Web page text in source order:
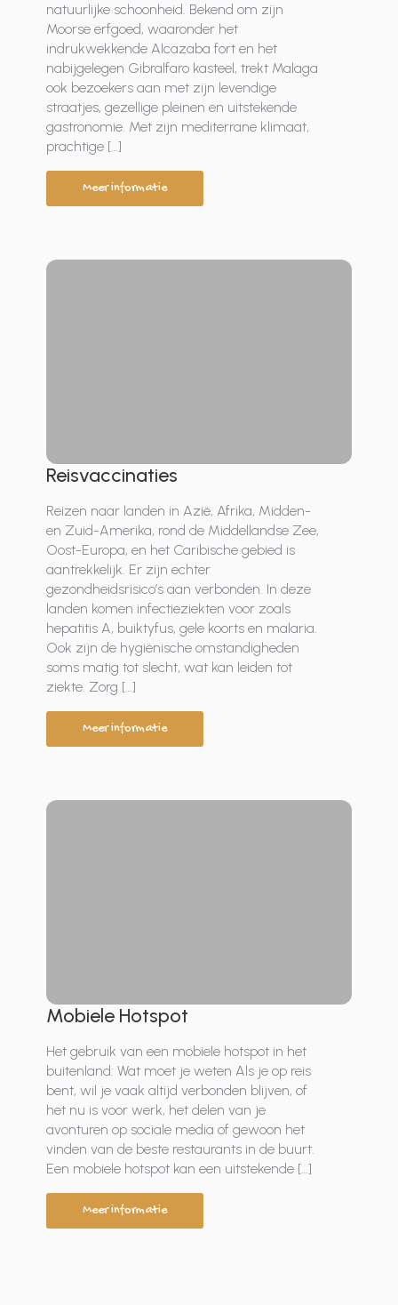
natuurlijke schoonheid. Bekend om zijn
Moorse erfgoed, waaronder het
indrukwekkende Alcazaba fort en het
nabijgelegen Gibralfaro kasteel, trekt Malaga
ook bezoekers aan met zijn levendige
straatjes, gezellige pleinen en uitstekende
gastronomie. Met zijn mediterrane klimaat,
prachtige […]
Meer informatie
Reisvaccinaties
Reizen naar landen in Azië, Afrika, Midden-
en Zuid-Amerika, rond de Middellandse Zee,
Oost-Europa, en het Caribische gebied is
aantrekkelijk. Er zijn echter
gezondheidsrisico’s aan verbonden. In deze
landen komen infectieziekten voor zoals
hepatitis A, buiktyfus, gele koorts en malaria.
Ook zijn de hygiënische omstandigheden
soms matig tot slecht, wat kan leiden tot
ziekte. Zorg […]
Meer informatie
Mobiele Hotspot
Het gebruik van een mobiele hotspot in het
buitenland: Wat moet je weten Als je op reis
bent, wil je vaak altijd verbonden blijven, of
het nu is voor werk, het delen van je
avonturen op sociale media of gewoon het
vinden van de beste restaurants in de buurt.
Een mobiele hotspot kan een uitstekende […]
Meer informatie